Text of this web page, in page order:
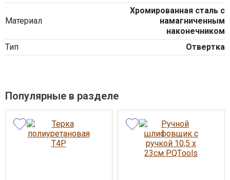
Материал
Хромированная сталь с
намагниченным
наконечником
Тип
Отвертка
Популярные в разделе